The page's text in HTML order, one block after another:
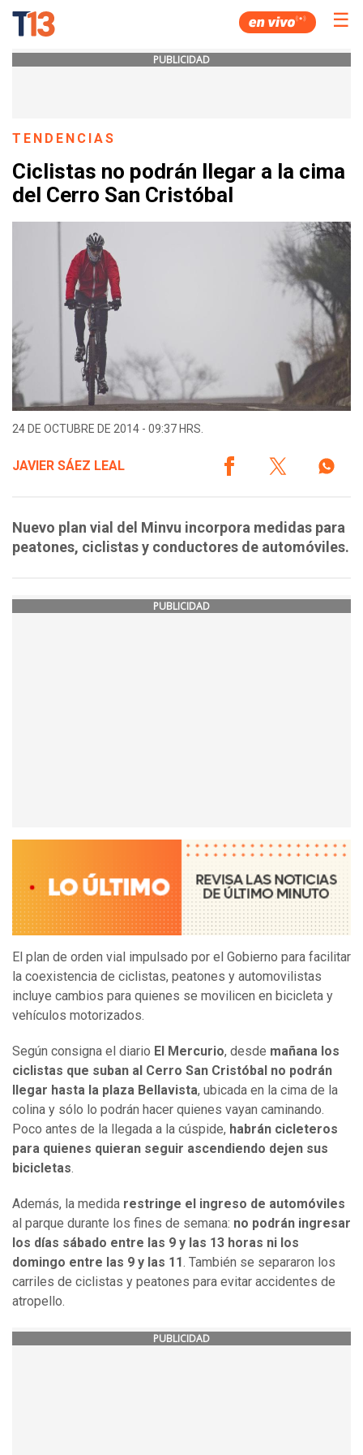
☰
PUBLICIDAD
TENDENCIAS
Ciclistas no podrán llegar a la cima
del Cerro San Cristóbal
24 DE OCTUBRE DE 2014 - 09:37 HRS.
JAVIER SÁEZ LEAL
Nuevo plan vial del Minvu incorpora medidas para
peatones, ciclistas y conductores de automóviles.
PUBLICIDAD
El plan de orden vial impulsado por el Gobierno para facilitar
la coexistencia de ciclistas, peatones y automovilistas
incluye cambios para quienes se movilicen en bicicleta y
vehículos motorizados.
Según consigna el diario El Mercurio, desde mañana los
ciclistas que suban al Cerro San Cristóbal no podrán
llegar hasta la plaza Bellavista, ubicada en la cima de la
colina y sólo lo podrán hacer quienes vayan caminando.
Poco antes de la llegada a la cúspide, habrán cicleteros
para quienes quieran seguir ascendiendo dejen sus
bicicletas.
Además, la medida restringe el ingreso de automóviles
al parque durante los fines de semana: no podrán ingresar
los días sábado entre las 9 y las 13 horas ni los
domingo entre las 9 y las 11. También se separaron los
carriles de ciclistas y peatones para evitar accidentes de
atropello.
PUBLICIDAD